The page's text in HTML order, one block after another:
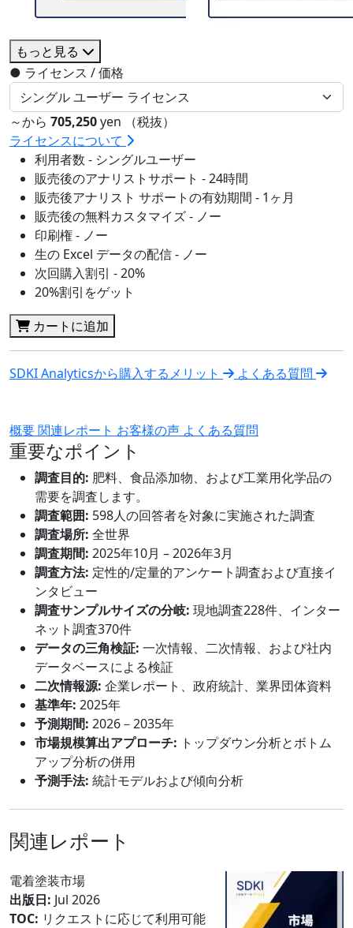
もっと見る
● ライセンス / 価格
～から 705,250yen （税抜）
ライセンスについて
利用者数 - シングルユーザー
販売後のアナリストサポート - 24時間
販売後アナリスト サポートの有効期間 - 1ヶ月
販売後の無料カスタマイズ - ノー
印刷権 - ノー
生の Excel データの配信 - ノー
次回購入割引 - 20%
20%割引をゲット
カートに追加
SDKI Analyticsから購入するメリット よくある質問
概要関連レポート お客様の声 よくある質問
重要なポイント
調査目的: 肥料、食品添加物、および工業用化学品の
需要を調査します。
調査範囲: 598人の回答者を対象に実施された調査
調査場所: 全世界
調査期間: 2025年10月 – 2026年3月
調査方法: 定性的/定量的アンケート調査および直接イ
ンタビュー
調査サンプルサイズの分岐: 現地調査228件、インター
ネット調査370件
データの三角検証: 一次情報、二次情報、および社内
データベースによる検証
二次情報源: 企業レポート、政府統計、業界団体資料
基準年: 2025年
予測期間: 2026－2035年
市場規模算出アプローチ: トップダウン分析とボトム
アップ分析の併用
予測手法: 統計モデルおよび傾向分析
関連レポート
電着塗装市場
出版日: Jul 2026
TOC: リクエストに応じて利用可能